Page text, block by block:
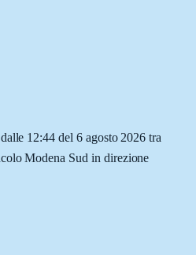
12:44 del 6 agosto 2026 tra
Modena Sud in direzione